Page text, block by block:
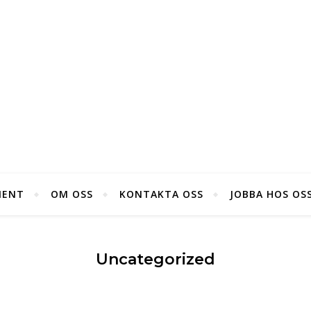
OM OSS KONTAKTA OSS JOBBA HOS
Uncategorized